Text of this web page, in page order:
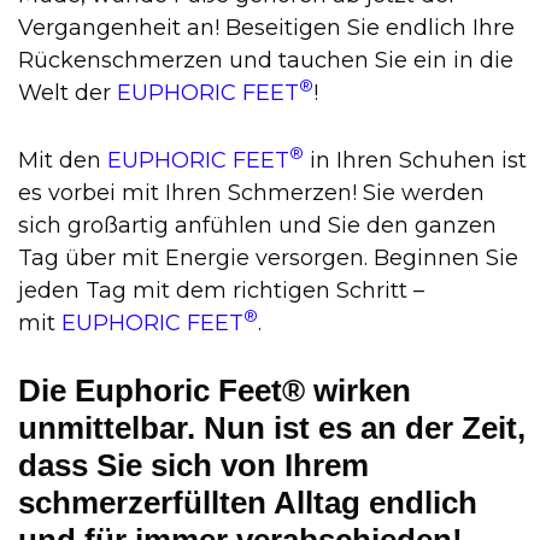
Vergangenheit an! Beseitigen Sie endlich Ihre
Rückenschmerzen und tauchen Sie ein in die
Welt der EUPHORIC FEET®!
Mit den EUPHORIC FEET® in Ihren Schuhen ist
es vorbei mit Ihren Schmerzen! Sie werden
sich großartig anfühlen und Sie den ganzen
Tag über mit Energie versorgen. Beginnen Sie
jeden Tag mit dem richtigen Schritt –
mit EUPHORIC FEET®.
Die Euphoric Feet® wirken
unmittelbar. Nun ist es an der Zeit,
dass Sie sich von Ihrem
schmerzerfüllten Alltag endlich